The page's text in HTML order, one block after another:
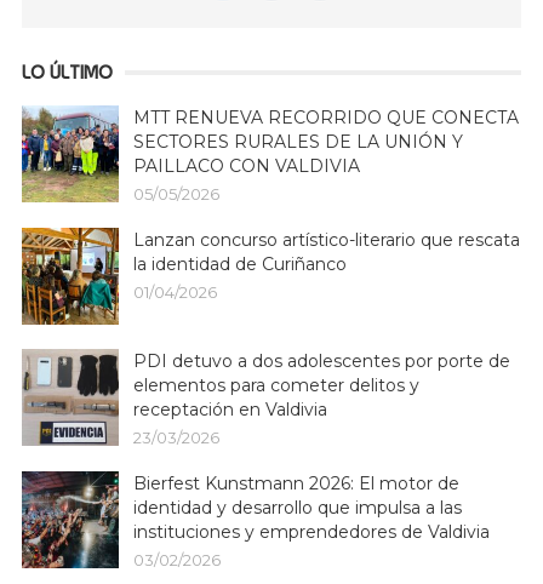
LO ÚLTIMO
MTT RENUEVA RECORRIDO QUE CONECTA
SECTORES RURALES DE LA UNIÓN Y
PAILLACO CON VALDIVIA
05/05/2026
Lanzan concurso artístico-literario que rescata
la identidad de Curiñanco
01/04/2026
PDI detuvo a dos adolescentes por porte de
elementos para cometer delitos y
receptación en Valdivia
23/03/2026
Bierfest Kunstmann 2026: El motor de
identidad y desarrollo que impulsa a las
instituciones y emprendedores de Valdivia
03/02/2026